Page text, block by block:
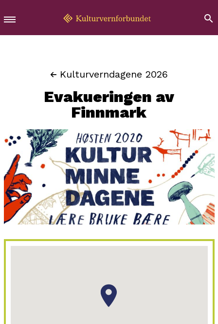
Kulturverndagene 2026
Evakueringen av
Finnmark